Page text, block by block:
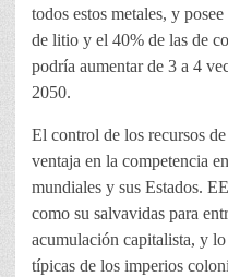
todos estos metales, y
de litio y el 40% de las de
podría aumentar de 3 a 4
2050.
El control de los recursos
ventaja en la competencia
mundiales y sus Estados.
como su salvavidas para
acumulación capitalista, y
típicas de los imperios